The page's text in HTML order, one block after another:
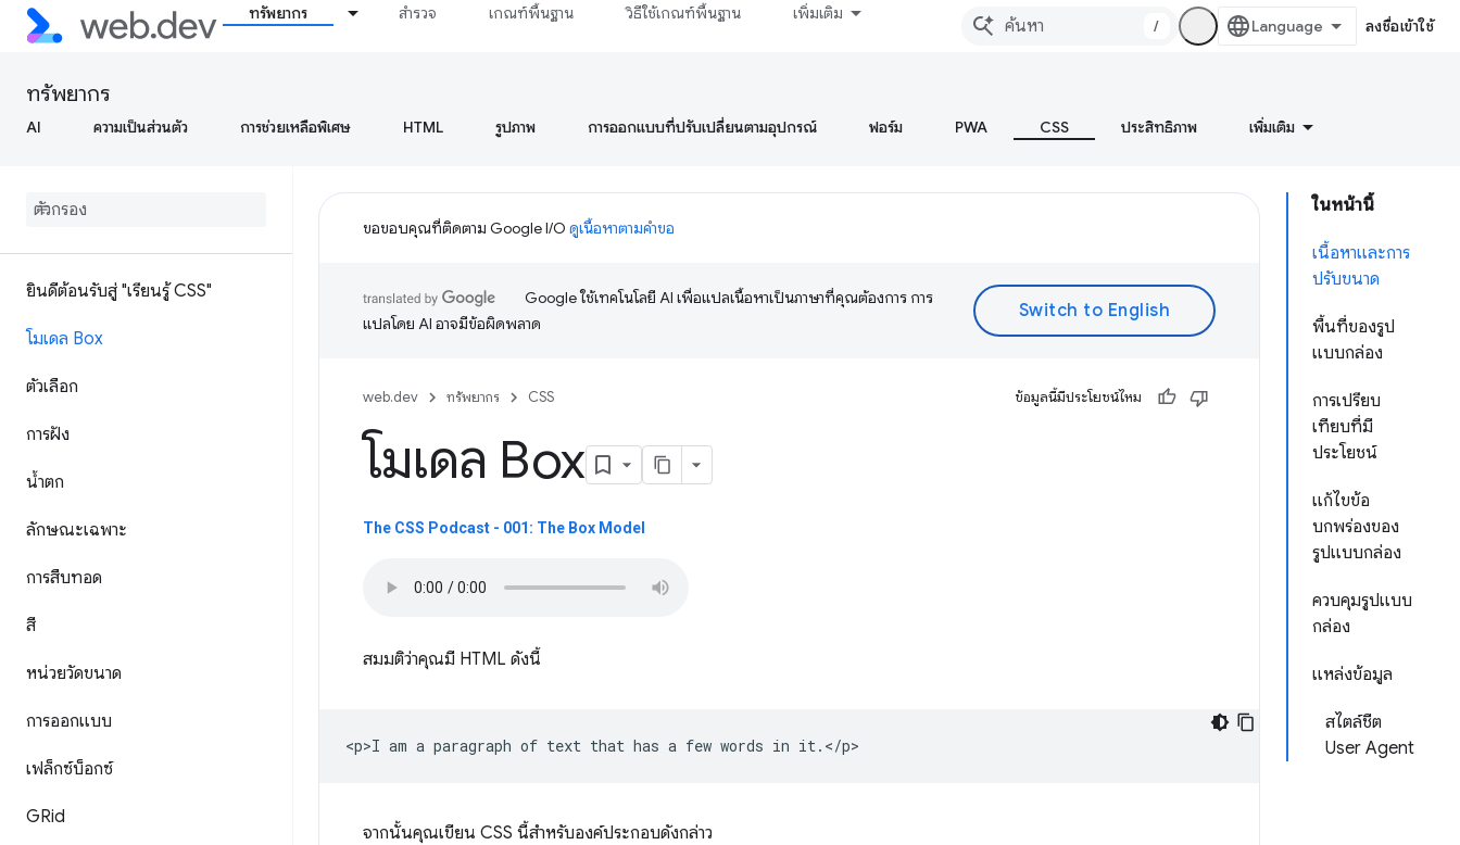
ทรัพยากร สำรวจ เกณฑ์พื้นฐาน วิธีใช้เกณฑ์พื้นฐาน เพิ่มเติม
/ ลงชื่อเข้าใช้
ทรัพยากร
AI ความเป็นส่วนตัว การช่วยเหลือพิเศษ HTML รูปภาพ การออกแบบที่ปรับเปลี่ยนตามอุปกรณ์ ฟอร์ม PWA CSS ประสิทธิภาพ เพิ่มเติม
ยินดีต้อนรับสู่ "เรียนรู้ CSS"
โมเดล Box
ตัวเลือก
การฝัง
น้ำตก
ลักษณะเฉพาะ
การสืบทอด
สี
หน่วยวัดขนาด
การออกแบบ
เฟล็กซ์บ็อกซ์
GRid
ในหน้านี้
เนื้อหาและการ
ปรับขนาด
พื้นที่ของรูป
แบบกล่อง
การเปรียบ
เทียบที่มี
ประโยชน์
แก้ไขข้อ
บกพร่องของ
รูปแบบกล่อง
ควบคุมรูปแบบ
กล่อง
แหล่งข้อมูล
สไตล์ชีต
User Agent
ขอขอบคุณที่ติดตาม Google I/O ดูเนื้อหาตามคำขอ
Google ใช้เทคโนโลยี AI เพื่อแปลเนื้อหาเป็นภาษาที่คุณต้องการ การ
แปลโดย AI อาจมีข้อผิดพลาด
web.dev ทรัพยากร CSS ข้อมูลนี้มีประโยชน์ไหม
โมเดล Box
The CSS Podcast - 001: The Box Model
สมมติว่าคุณมี HTML ดังนี้
จากนั้นคุณเขียน CSS นี้สำหรับองค์ประกอบดังกล่าว